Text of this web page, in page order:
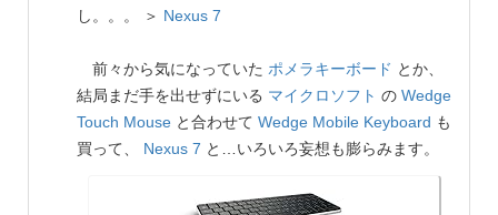
し。。。 ＞ Nexus 7
前々から気になっていた ポメラキーボード とか、
結局まだ手を出せずにいる マイクロソフト の Wedge
Touch Mouse と合わせて Wedge Mobile Keyboard も
買って、 Nexus 7 と…いろいろ妄想も膨らみます。